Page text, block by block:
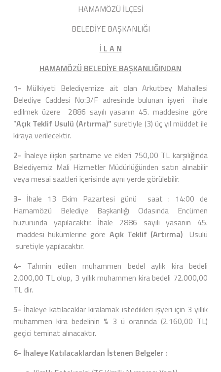
HAMAMÖZÜ İLÇESİ
BELEDİYE BAŞKANLIĞI
İ L A N
HAMAMÖZÜ BELEDİYE BAŞKANLIĞINDAN
1- Mülkiyeti Belediyemize ait olan Arkutbey Mahallesi
Belediye Caddesi No:3/F adresinde bulunan işyeri ihale
edilmek üzere 2886 sayılı yasanın 45. maddesine göre
“Açık Teklif Usulü (Artırma)” suretiyle (3) üç yıl müddet ile
kiraya verilecektir.
2- İhaleye ilişkin şartname ve ekleri 750,00 TL karşılığında
Belediyemiz Mali Hizmetler Müdürlüğünden satın alınabilir
veya mesai saatleri içerisinde aynı yerde görülebilir.
3- İhale 13 Ekim Pazartesi günü saat : 14:00 de
Hamamözü Belediye Başkanlığı Odasında Encümen
huzurunda yapılacaktır. İhale 2886 sayılı yasanın 45.
maddesi hükümlerine göre Açık Teklif (Artırma)Usulü
suretiyle yapılacaktır.
4- Tahmin edilen muhammen bedel aylık kira bedeli
2.000,00 TL olup, 3 yıllık muhammen kira bedeli 72.000,00
TL dir.
5- İhaleye katılacaklar kiralamak istedikleri işyeri için 3 yıllık
muhammen kira bedelinin % 3 ü oranında (2.160,00 TL)
geçici teminat alınacaktır.
6- İhaleye Katılacaklardan İstenen Belgeler :